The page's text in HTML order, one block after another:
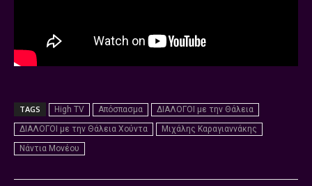
TAGS High TV Απόσπασμα
ΔΙΑΛΟΓΟΙ με την Θάλεια
ΔΙΑΛΟΓΟΙ με την Θάλεια Χούντα
Μιχάλης Καραγιαννάκης
Νάντια Μονέου